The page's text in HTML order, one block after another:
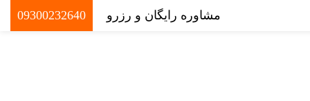
مشاوره رایگان و رزرو 09300232640